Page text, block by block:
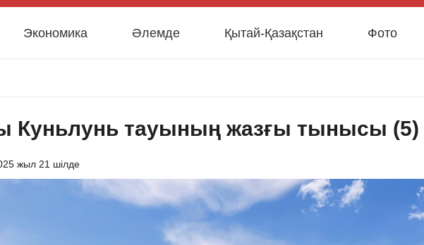
Français
Экономика Әлемде Қытай-Қазақстан Фото
Куньлунь тауының жазғы тынысы (5)
жыл 21 шілде